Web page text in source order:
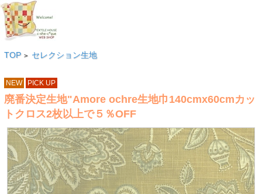
TOP > セレクション生地
NEW PICK UP
廃番決定生地"Amore ochre生地巾140cmx60cmカッ
トクロス2枚以上で５％OFF